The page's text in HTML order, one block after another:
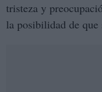
tristeza y
la posibilidad de que